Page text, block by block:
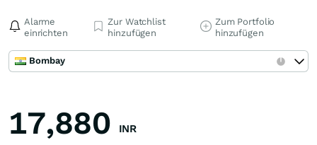
Alarme
einrichten
Zur Watchlist
hinzufügen
Zum Portfolio
hinzufügen
Bombay
17,880 INR